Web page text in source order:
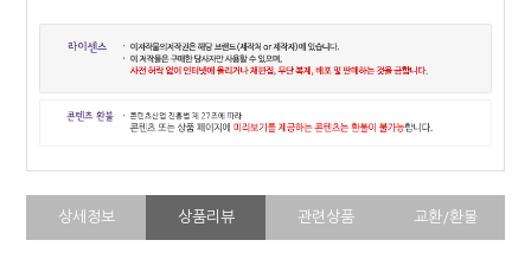
상세정보 상품리뷰 관련상품 교환/환불